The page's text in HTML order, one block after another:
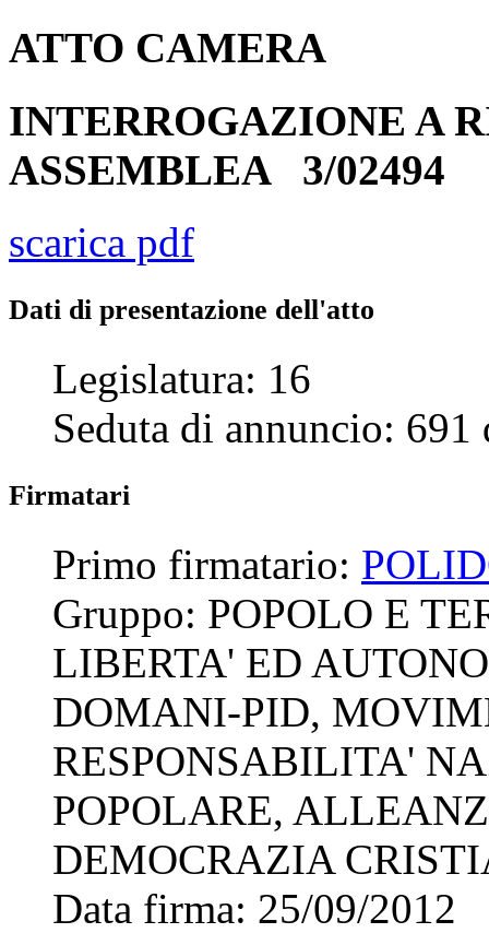
ATTO CAMERA
INTERROGAZIONE A
ASSEMBLEA 3/02494
scarica pdf
Dati di presentazione dell'atto
Legislatura: 16
Seduta di annuncio: 691
Firmatari
Primo firmatario:
Gruppo: POPOLO E
LIBERTA' ED
DOMANI-PID,
RESPONSABILITA'
POPOLARE,
DEMOCRAZIA
Data firma: 25/09/2012